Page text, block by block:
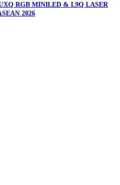
RGB MINILED & L9Q LASER
2026